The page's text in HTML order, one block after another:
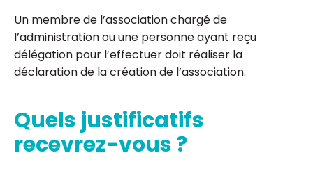
Un membre de l’association chargé de
l’administration ou une personne ayant reçu
délégation pour l’effectuer doit réaliser la
déclaration de la création de l’association.
Quels justificatifs
recevrez-vous ?